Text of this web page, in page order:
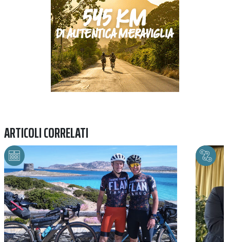
ARTICOLI CORRELATI